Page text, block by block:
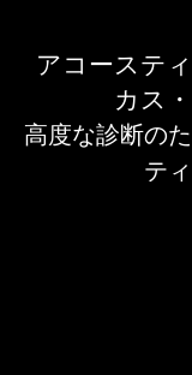
アコーステ
カス
高度な診断の
テ